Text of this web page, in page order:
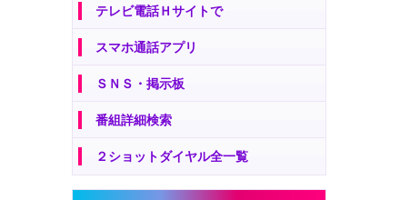
テレビ電話Ｈサイトで
スマホ通話アプリ
ＳＮＳ・掲示板
番組詳細検索
２ショットダイヤル全一覧